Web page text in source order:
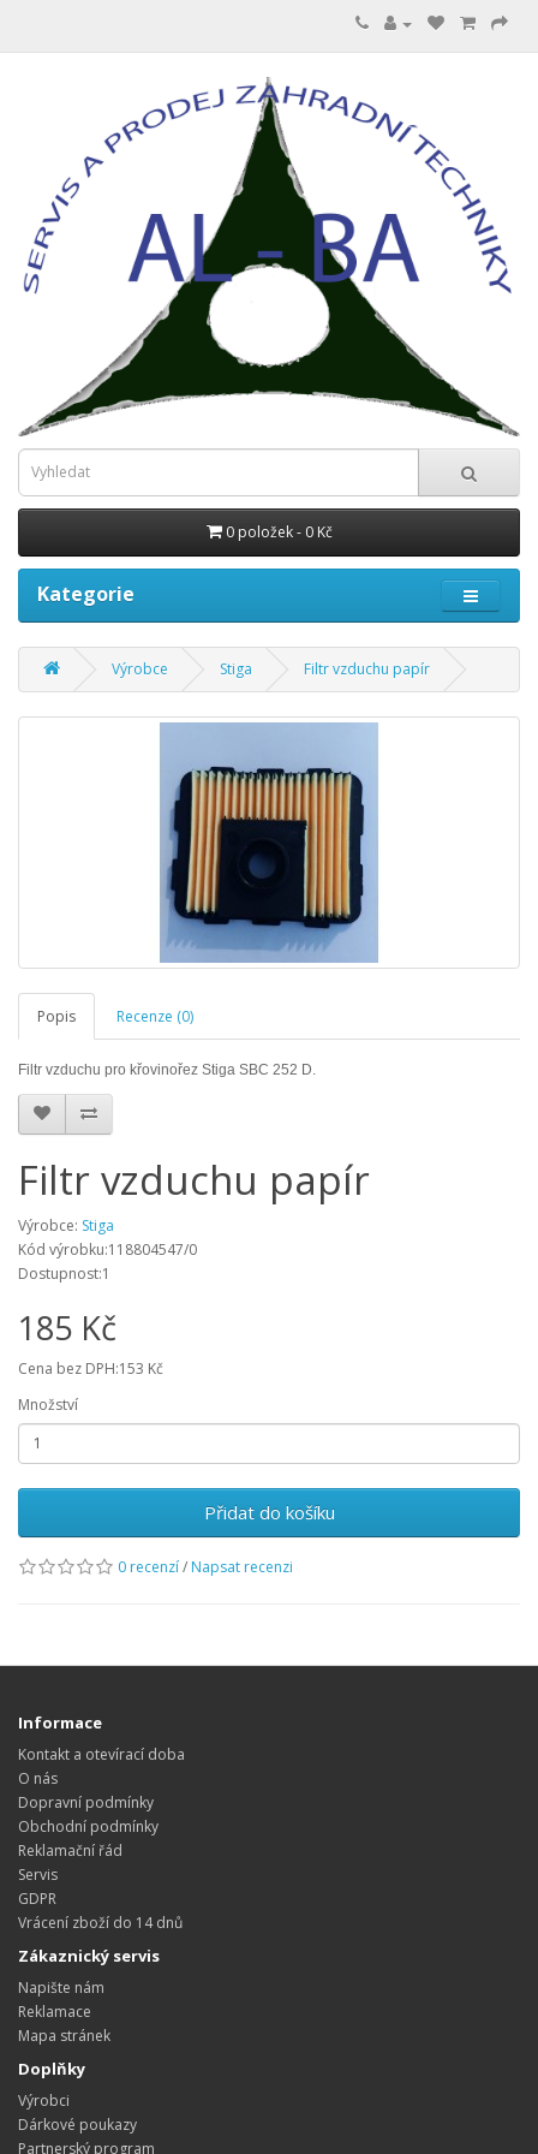
0 položek - 0 Kč
Kategorie
Výrobce Stiga Filtr vzduchu papír
Popis Recenze (0)
Filtr vzduchu pro křovinořez Stiga SBC 252 D.
Filtr vzduchu papír
Výrobce: Stiga
Kód výrobku:118804547/0
Dostupnost:1
185 Kč
Cena bez DPH:153 Kč
Množství
Přidat do košíku
0 recenzí/ Napsat recenzi
Informace
Kontakt a otevírací doba
O nás
Dopravní podmínky
Obchodní podmínky
Reklamační řád
Servis
GDPR
Vrácení zboží do 14 dnů
Zákaznický servis
Napište nám
Reklamace
Mapa stránek
Doplňky
Výrobci
Dárkové poukazy
Partnerský program